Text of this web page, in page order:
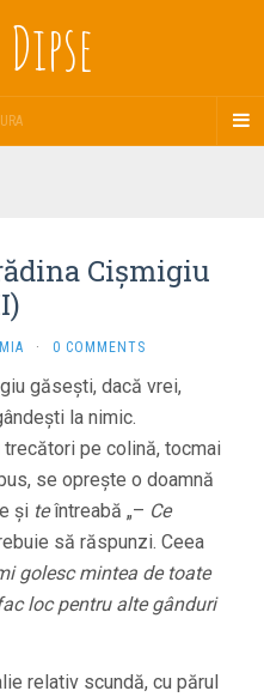
Cișmigiu
MIA · 0 COMMENTS
găsești, dacă vrei,
la nimic.
pe colină, tocmai
se oprește o doamnă
și teîntreabă „– Ce
să răspunzi. Ceea
golesc mintea de toate
loc pentru alte gânduri
relativ scundă, cu părul